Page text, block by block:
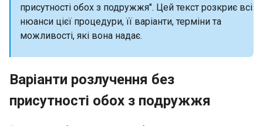
присутності обох з подружжя". Цей текст розкриє всі
нюанси цієї процедури, її варіанти, терміни та
можливості, які вона надає.
Варіанти розлучення без
присутності обох з подружжя